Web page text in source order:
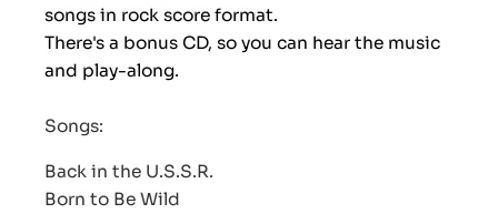
songs in rock score format.
There's a bonus CD, so you can hear the music
and play-along.
Songs:
Back in the U.S.S.R.
Born to Be Wild